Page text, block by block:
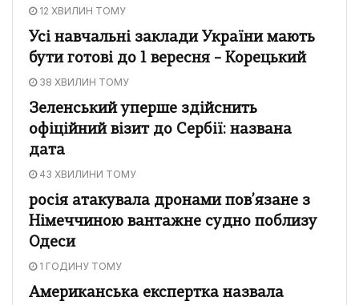
12 ХВИЛИН ТОМУ
Усі навчальні заклади України мають
бути готові до 1 вересня – Корецький
38 ХВИЛИН ТОМУ
Зеленський уперше здійснить
офіційний візит до Сербії: названа
дата
43 ХВИЛИНИ ТОМУ
росія атакувала дронами пов’язане з
Німеччиною вантажне судно поблизу
Одеси
1 ГОДИНУ ТОМУ
Американська експертка назвала